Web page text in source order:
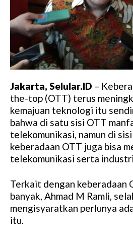
Jakarta, Selular.ID –
the-top (OTT) terus
kemajuan teknologi itu
bahwa di satu sisi OTT
telekomunikasi, namun di
keberadaan OTT juga bisa
telekomunikasi serta
Terkait dengan keberadaan
banyak, Ahmad M Ramli,
mengisyaratkan perlunya
itu.